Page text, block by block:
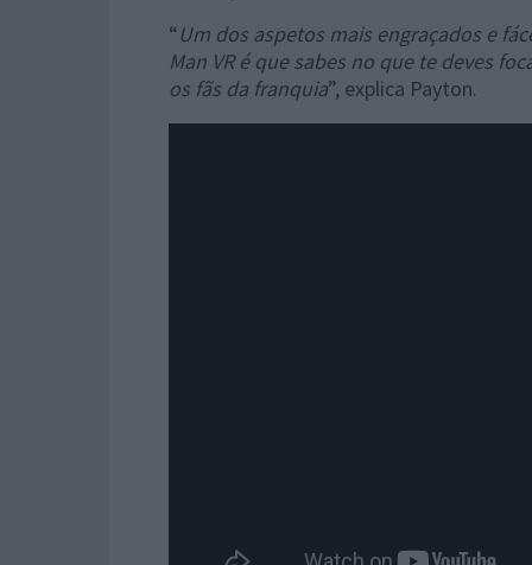
“Um dos aspetos mais engraçados e
Man VR é que sabes no que te deves
os fãs da franquia”, explica Payton.